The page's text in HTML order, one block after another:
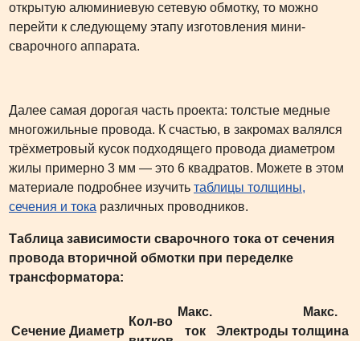
открытую алюминиевую сетевую обмотку, то можно
перейти к следующему этапу изготовления мини-
сварочного аппарата.
Далее самая дорогая часть проекта: толстые медные
многожильные провода. К счастью, в закромах валялся
трёхметровый кусок подходящего провода диаметром
жилы примерно 3 мм — это 6 квадратов. Можете в этом
материале подробнее изучить таблицы толщины,
сечения и тока различных проводников.
Таблица зависимости сварочного тока от сечения
провода вторичной обмотки при переделке
трансформатора:
Сечение Диаметр
Кол-во
Макс.
ток
Электроды
Макс.
толщина